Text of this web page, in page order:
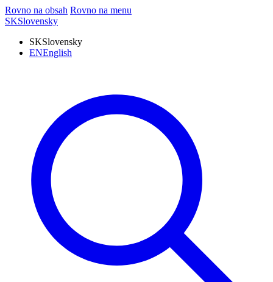
Rovno na obsah Rovno na menu
SKSlovensky
SKSlovensky
ENEnglish